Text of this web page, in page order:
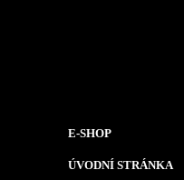
E-SHOP
ÚVODNÍ STRÁNKA